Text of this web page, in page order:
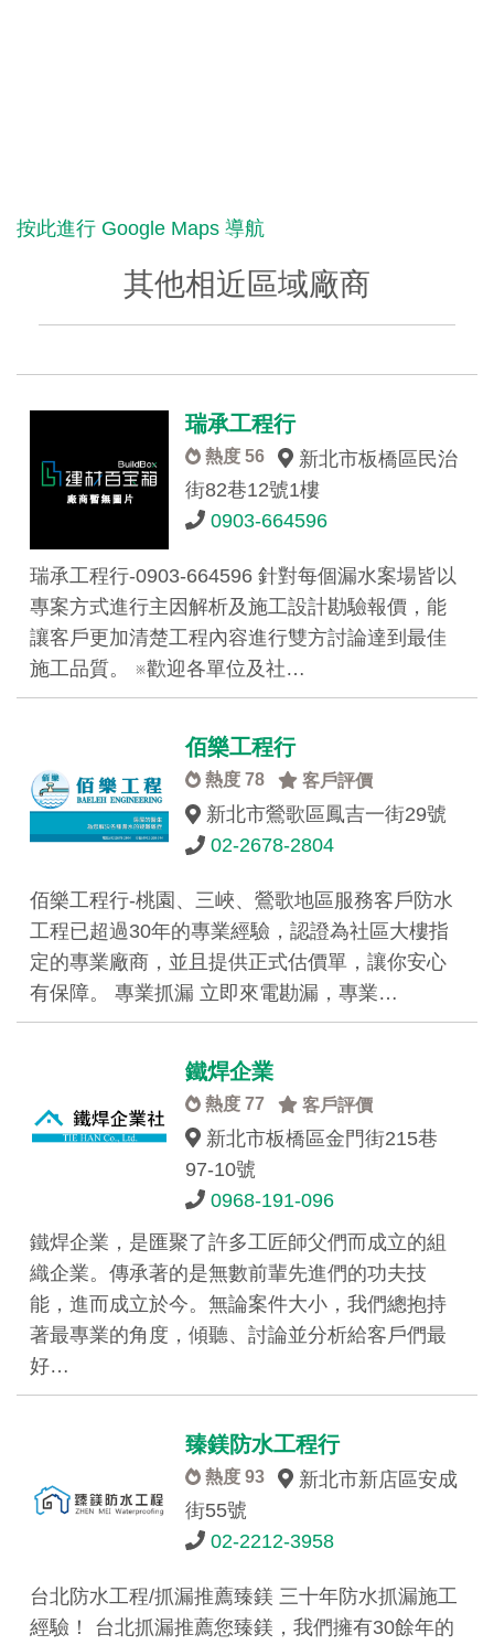
按此進行 Google Maps 導航
其他相近區域廠商
瑞承工程行
熱度 56
新北市板橋區民治
街82巷12號1樓
0903-664596
瑞承工程行-0903-664596 針對每個漏水案場皆以
專案方式進行主因解析及施工設計勘驗報價，能
讓客戶更加清楚工程內容進行雙方討論達到最佳
施工品質。 ※歡迎各單位及社…
佰樂工程行
熱度 78 客戶評價
新北市鶯歌區鳳吉一街29號
02-2678-2804
佰樂工程行-桃園、三峽、鶯歌地區服務客戶防水
工程已超過30年的專業經驗，認證為社區大樓指
定的專業廠商，並且提供正式估價單，讓你安心
有保障。 專業抓漏 立即來電勘漏，專業…
鐵焊企業
熱度 77 客戶評價
新北市板橋區金門街215巷
97-10號
0968-191-096
鐵焊企業，是匯聚了許多工匠師父們而成立的組
織企業。傳承著的是無數前輩先進們的功夫技
能，進而成立於今。無論案件大小，我們總抱持
著最專業的角度，傾聽、討論並分析給客戶們最
好…
臻鎂防水工程行
熱度 93
新北市新店區安成
街55號
02-2212-3958
台北防水工程/抓漏推薦臻鎂 三十年防水抓漏施工
經驗！ 台北抓漏推薦您臻鎂，我們擁有30餘年的